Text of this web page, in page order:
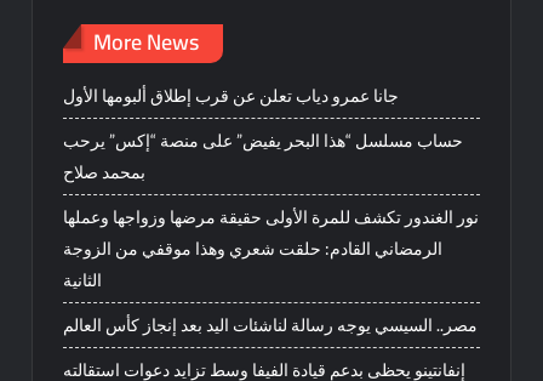
More News
جانا عمرو دياب تعلن عن قرب إطلاق ألبومها الأول
حساب مسلسل “هذا البحر يفيض” على منصة “إكس” يرحب
بمحمد صلاح
نور الغندور تكشف للمرة الأولى حقيقة مرضها وزواجها وعملها
الرمضاني القادم: حلقت شعري وهذا موقفي من الزوجة
الثانية
مصر.. السيسي يوجه رسالة لناشئات اليد بعد إنجاز كأس العالم
إنفانتينو يحظى بدعم قيادة الفيفا وسط تزايد دعوات استقالته